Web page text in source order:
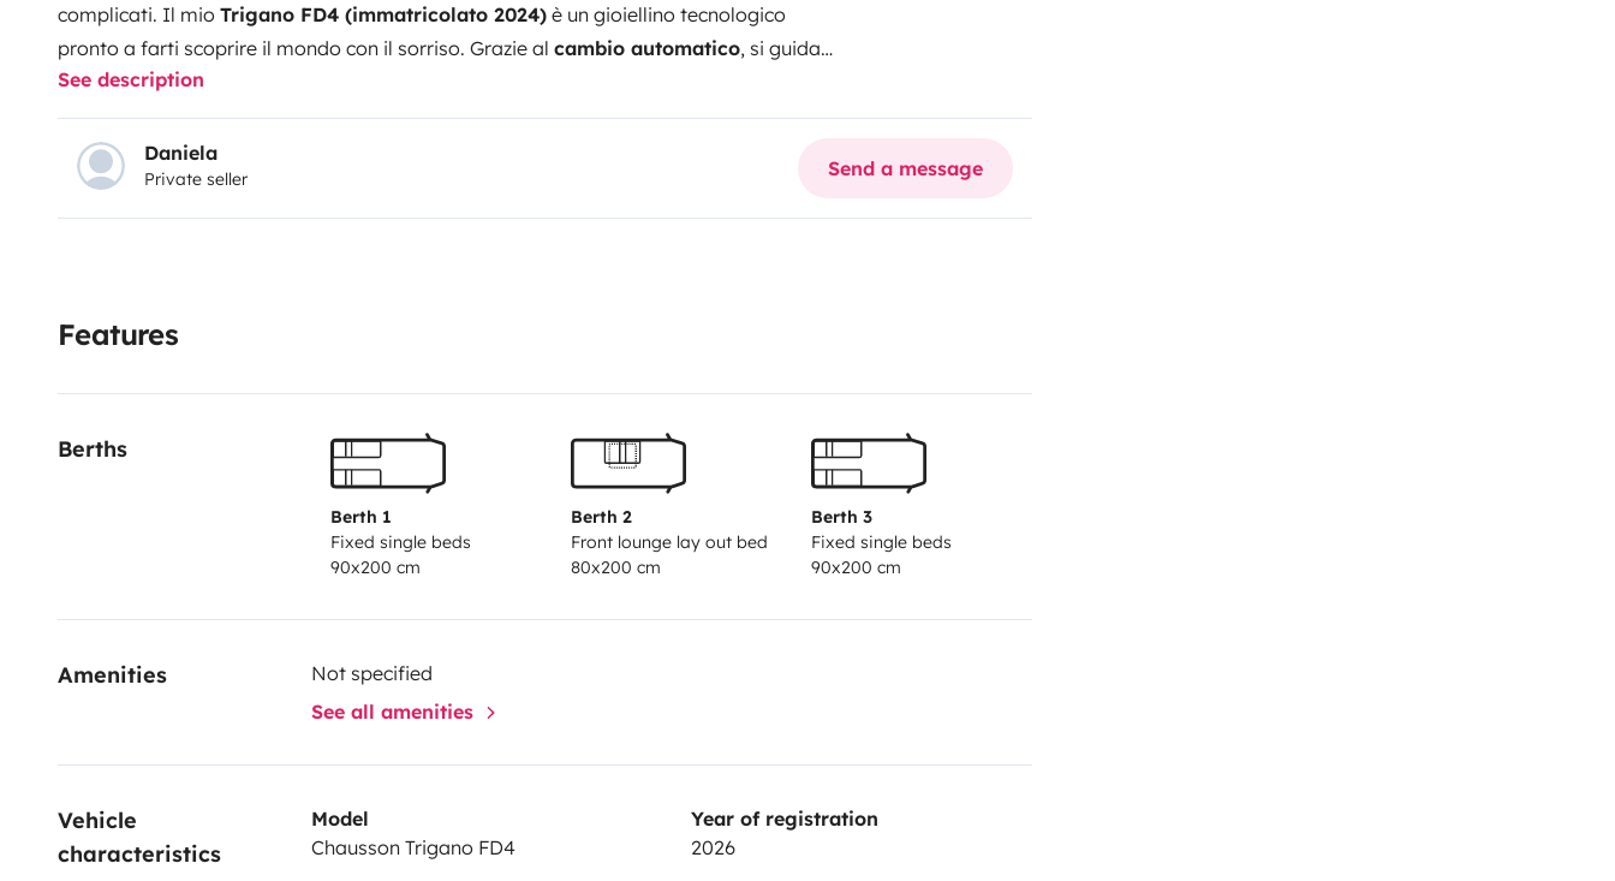
complicati. Il mio Trigano FD4 (immatricolato 2024) è un gioiellino tecnologico
pronto a farti scoprire il mondo con il sorriso. Grazie al cambio automatico, si guida
che è un piacere: tu pensa solo al panorama, a tutto il resto ci pensa lui!
adorerai:Comfort da urlo:Interni nuovi di zecca,aria condizionataper stare freschi
anche sotto il sole e un
immortalare le tue scalate o i tramonti? C’è la
'pro' della strada, hai anche ilbaracchino (CB)per chattare con gli altri
stress. È in condizioni impeccabili, profuma ancora di nuovo ed è pronto a diventare la
See description
Daniela
Private seller Send a message
Features
Berths
Berth 1
Fixed single beds
90x200 cm
Berth 2
Front lounge lay out bed
80x200 cm
Berth 3
Fixed single beds
90x200 cm
Amenities
Not specified
See all amenities
Vehicle
characteristics
Model
Chausson Trigano FD4
Year of registration
2026